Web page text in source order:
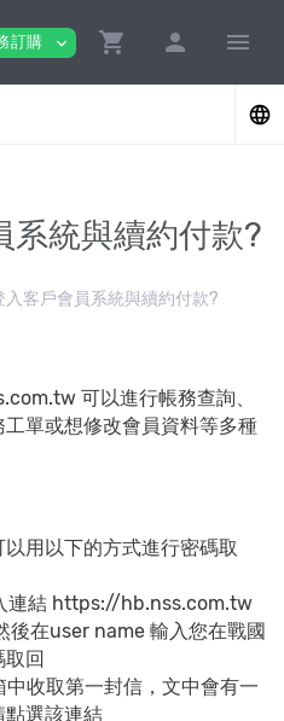
訂購 expand_more shopping_cart person menu
language
系統與續約付款?
入客戶會員系統與續約付款?
可以進行帳務查詢、
單或想修改會員資料等多種
用以下的方式進行密碼取
連結 https://hb.nss.com.tw
後在user name 輸入您在戰國
回
收取第一封信，文中會有一
點選該連結